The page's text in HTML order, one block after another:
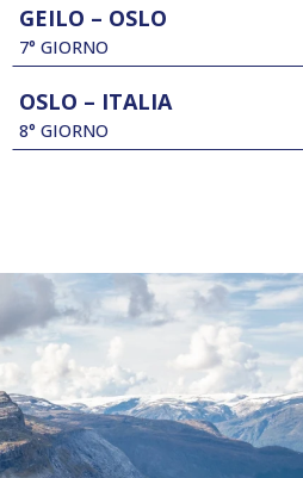
GEILO – OSLO
7° GIORNO
OSLO – ITALIA
8° GIORNO